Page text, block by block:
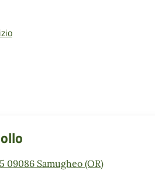
09086 Samugheo (OR)